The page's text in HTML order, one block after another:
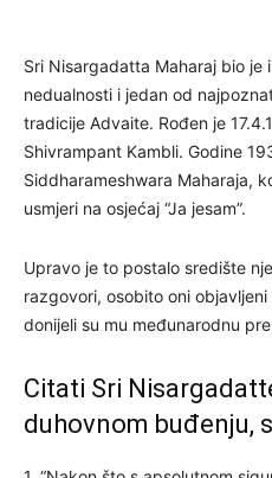
Sri Nisargadatta Maharaj bio je
nedualnosti i jedan od
tradicije Advaite. Rođen je
Shivrampant Kambli. Godine
Siddharameshwara Maharaja,
usmjeri na osjećaj “Ja jesam”.
Upravo je to postalo središte
razgovori, osobito oni objavljeni
donijeli su mu međunarodnu
Citati Sri
duhovnom buđenju,